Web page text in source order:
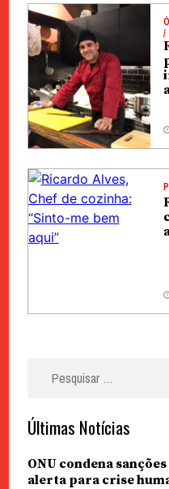
Últimas Notícias
ONU condena
alerta para crise